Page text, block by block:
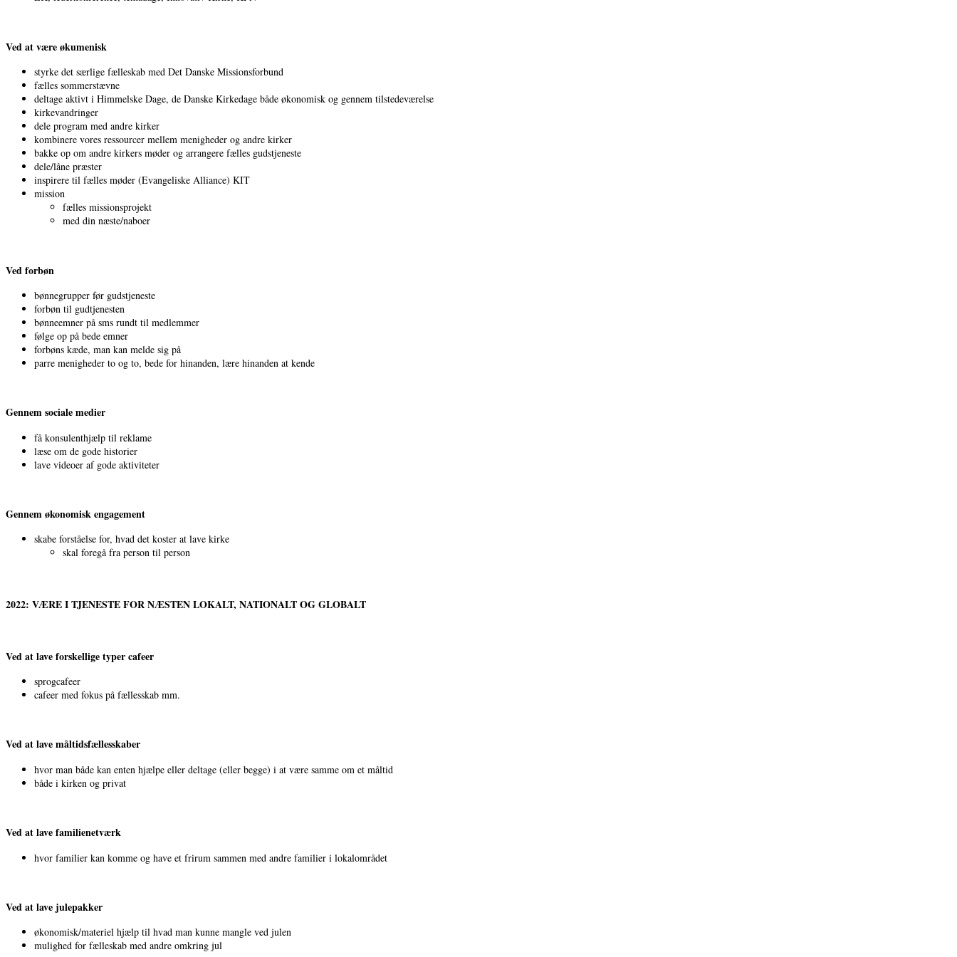
Ved at være økumenisk
styrke det særlige fælleskab med Det Danske Missionsforbund
fælles sommerstævne
deltage aktivt i Himmelske Dage, de Danske Kirkedage både økonomisk og gennem tilstedeværelse
kirkevandringer
dele program med andre kirker
kombinere vores ressourcer mellem menigheder og andre kirker
bakke op om andre kirkers møder og arrangere fælles gudstjeneste
dele/låne præster
inspirere til fælles møder (Evangeliske Alliance) KIT
mission
fælles missionsprojekt
med din næste/naboer
Ved forbøn
bønnegrupper før gudstjeneste
forbøn til gudtjenesten
bønneemner på sms rundt til medlemmer
følge op på bede emner
forbøns kæde, man kan melde sig på
parre menigheder to og to, bede for hinanden, lære hinanden at kende
Gennem sociale medier
få konsulenthjælp til reklame
læse om de gode historier
lave videoer af gode aktiviteter
Gennem økonomisk engagement
skabe forståelse for, hvad det koster at lave kirke
skal foregå fra person til person
2022: VÆRE I TJENESTE FOR NÆSTEN LOKALT, NATIONALT OG GLOBALT
Ved at lave forskellige typer cafeer
sprogcafeer
cafeer med fokus på fællesskab mm.
Ved at lave måltidsfællesskaber
hvor man både kan enten hjælpe eller deltage (eller begge) i at være samme om et måltid
både i kirken og privat
Ved at lave familienetværk
hvor familier kan komme og have et frirum sammen med andre familier i lokalområdet
Ved at lave julepakker
økonomisk/materiel hjælp til hvad man kunne mangle ved julen
mulighed for fælleskab med andre omkring jul